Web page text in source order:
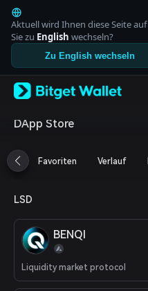
English
日本語
Tiếng Việt
Русский
Español (Latinoamérica)
Italiano
Deutsch
繁體中文
Português (Portugal)
ภาษาไทย
हिन्दी
Español
Português (Brasil)
Español (Argentina)
Aktuell wird Ihnen diese Seite auf
Sie zu English wechseln?
Zu English wechseln
DApp Store
Favoriten Verlauf
LSD
BENQI
Liquidity market protocol